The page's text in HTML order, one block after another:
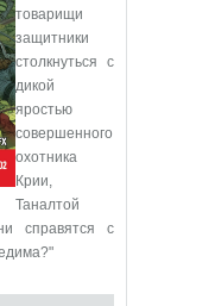
товарищи
защитники
столкнуться с
дикой
яростью
совершенного
охотника
Крии,
Таналтой
справятся с